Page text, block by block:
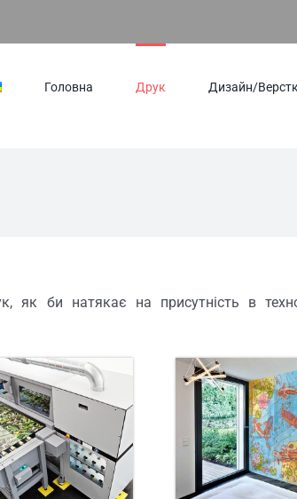
Головна Друк Дизайн/
би натякає на присутність в